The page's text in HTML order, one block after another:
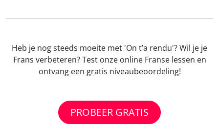
Heb je nog steeds moeite met 'On t’a rendu'? Wil je je
Frans verbeteren? Test onze online Franse lessen en
ontvang een gratis niveaubeoordeling!
PROBEER GRATIS